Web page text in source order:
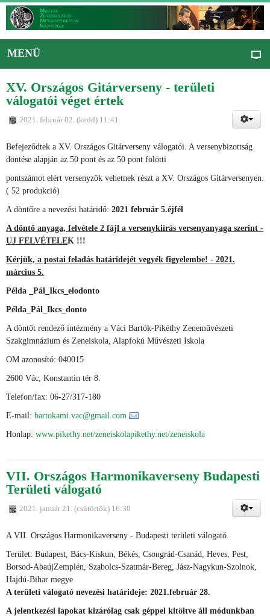
MENÜ
XV. Országos Gitárverseny - területi
válogatói véget értek
2021. február 02. (kedd) 11:41
Befejeződtek a XV. Országos Gitárverseny válogatói. A versenybizottság
döntése alapján az 50 pont és az 50 pont fölötti
pontszámot elért versenyzők vehetnek részt a XV. Országos Gitárversenyen.
( 52 produkció)
A döntőre a nevezési határidő: 2021 február 5.éjfél
A döntő anyaga, felvétele 2 fájl a versenykiírás versenyanyaga szerint -
UJ FELVÉTELEK !!!
Kérjük, a postai feladás határidejét vegyék figyelembe! - 2021.
március 5.
Példa _Pál_Ikcs_elodonto
Példa_Pál_Ikcs_donto
A döntőt rendező intézmény a Váci Bartók-Pikéthy Zeneművészeti
Szakgimnázium és Zeneiskola, Alapfokú Művészeti Iskola
OM azonosító: 040015
2600 Vác, Konstantin tér 8.
Telefon/fax: 06-27/317-180
E-mail: bartokami.vac@gmail.com
Honlap: www.pikethy.net/zeneiskolapikethy.net/zeneiskola
VII. Országos Harmonikaverseny Budapesti
Területi válogató
2021. január 21. (csütörtök) 16:30
A VII. Országos Harmonikaverseny - Budapesti területi válogató.
Terület: Budapest, Bács-Kiskun, Békés, Csongrád-Csanád, Heves, Pest,
Borsod-AbaújZemplén, Szabolcs-Szatmár-Bereg, Jász-Nagykun-Szolnok,
Hajdú-Bihar megye
A területi válogató nevezési határideje: 2021.február 28.
A jelentkezési lapokat kizárólag csak géppel kitöltve áll módunkban